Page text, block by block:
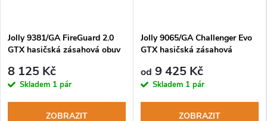
Jolly 9381/GA FireGuard 2.0
GTX hasičská zásahová obuv
8 125 Kč
Skladem 1 pár
ZOBRAZIT
Jolly 9065/GA Challenger Evo
GTX hasičská zásahová
od 9 425 Kč
Skladem 1 pár
ZOBRAZIT